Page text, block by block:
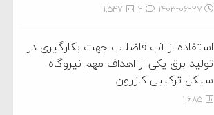
۱۴۰۳-۰۶-۲۷ 1,547
استفاده از آب فاضلاب جهت بکارگیری در
تولید برق یکی از اهداف مهم نیروگاه
سیکل ترکیبی کازرون
1,685